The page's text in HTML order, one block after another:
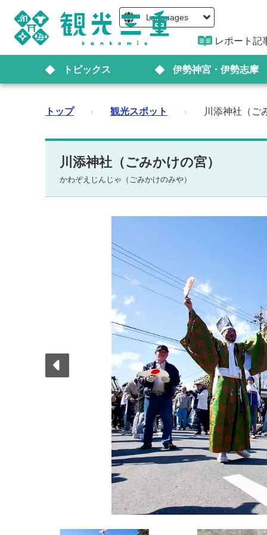
Languages
レポート記
トピックス 伊勢神宮・伊勢志摩
トップ › 観光スポット › 川添神社（ご
川添神社（ごみかけの宮）
かわぞえじんじゃ（ごみかけのみや）